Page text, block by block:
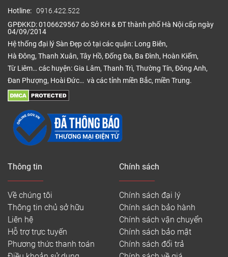
Hotline: 0916.422.522
GPĐKKD: 0106629567 do Sở KH & ĐT thành phố Hà Nội cấp ngày
04/09/2014
Hệ thống đại lý Sàn Đẹp có tại các quận: Long Biên,
Hà Đông, Thanh Xuân, Tây Hồ, Đống Đa, Ba Đình, Hoàn Kiếm,
Từ Liêm… các huyện: Gia Lâm, Thanh Trì, Thường Tín, Đông Anh,
Đan Phượng, Hoài Đức… và các tỉnh miền Bắc, miền Trung.
Thông tin
Về chúng tôi
Thông tin chủ sở hữu
Liên hệ
Hỗ trợ trực tuyến
Phương thức thanh toán
Chính sách
Chính sách đại lý
Chính sách bảo hành
Chính sách vận chuyển
Chính sách bảo mật
Chính sách đổi trả